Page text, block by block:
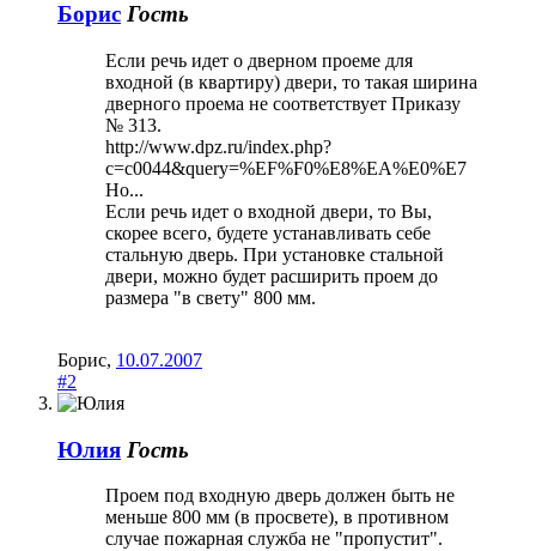
Борис Гость
Если речь идет о дверном проеме для
входной (в квартиру) двери, то такая ширина
дверного проема не соответствует Приказу
№ 313.
http://www.dpz.ru/index.php?
c=c0044&query=%EF%F0%E8%EA%E0%E7
Но...
Если речь идет о входной двери, то Вы,
скорее всего, будете устанавливать себе
стальную дверь. При установке стальной
двери, можно будет расширить проем до
размера "в свету" 800 мм.
Борис, 10.07.2007
#2
Юлия Гость
Проем под входную дверь должен быть не
меньше 800 мм (в просвете), в противном
случае пожарная служба не "пропустит".